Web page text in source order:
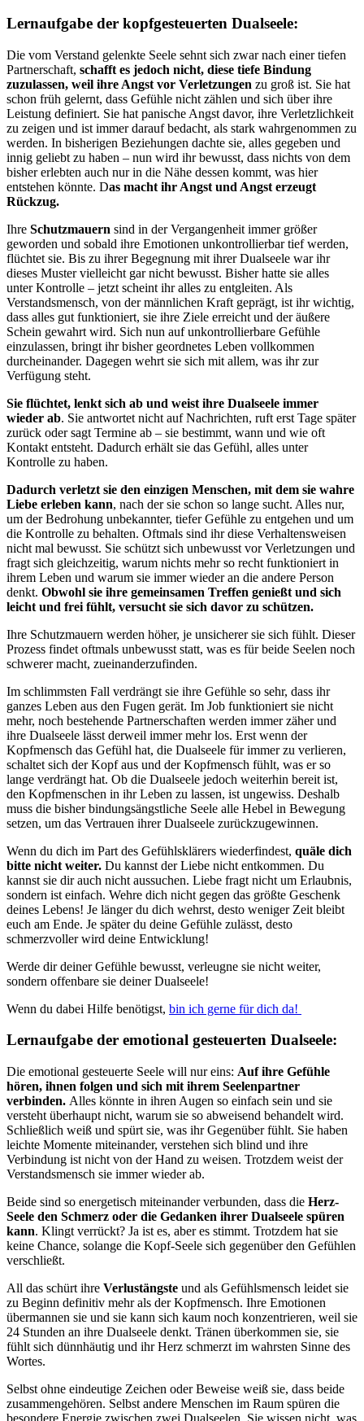
Lernaufgabe der kopfgesteuerten Dualseele:
Die vom Verstand gelenkte Seele sehnt sich zwar nach einer tiefen
Partnerschaft, schafft es jedoch nicht, diese tiefe Bindung
zuzulassen, weil ihre Angst vor Verletzungen zu groß ist. Sie hat
schon früh gelernt, dass Gefühle nicht zählen und sich über ihre
Leistung definiert. Sie hat panische Angst davor, ihre Verletzlichkeit
zu zeigen und ist immer darauf bedacht, als stark wahrgenommen zu
werden. In bisherigen Beziehungen dachte sie, alles gegeben und
innig geliebt zu haben – nun wird ihr bewusst, dass nichts von dem
bisher erlebten auch nur in die Nähe dessen kommt, was hier
entstehen könnte. Das macht ihr Angst und Angst erzeugt
Rückzug.
Ihre Schutzmauern sind in der Vergangenheit immer größer
geworden und sobald ihre Emotionen unkontrollierbar tief werden,
flüchtet sie. Bis zu ihrer Begegnung mit ihrer Dualseele war ihr
dieses Muster vielleicht gar nicht bewusst. Bisher hatte sie alles
unter Kontrolle – jetzt scheint ihr alles zu entgleiten. Als
Verstandsmensch, von der männlichen Kraft geprägt, ist ihr wichtig,
dass alles gut funktioniert, sie ihre Ziele erreicht und der äußere
Schein gewahrt wird. Sich nun auf unkontrollierbare Gefühle
einzulassen, bringt ihr bisher geordnetes Leben vollkommen
durcheinander. Dagegen wehrt sie sich mit allem, was ihr zur
Verfügung steht.
Sie flüchtet, lenkt sich ab und weist ihre Dualseele immer
wieder ab. Sie antwortet nicht auf Nachrichten, ruft erst Tage später
zurück oder sagt Termine ab – sie bestimmt, wann und wie oft
Kontakt entsteht. Dadurch erhält sie das Gefühl, alles unter
Kontrolle zu haben.
Dadurch verletzt sie den einzigen Menschen, mit dem sie wahre
Liebe erleben kann, nach der sie schon so lange sucht. Alles nur,
um der Bedrohung unbekannter, tiefer Gefühle zu entgehen und um
die Kontrolle zu behalten. Oftmals sind ihr diese Verhaltensweisen
nicht mal bewusst. Sie schützt sich unbewusst vor Verletzungen und
fragt sich gleichzeitig, warum nichts mehr so recht funktioniert in
ihrem Leben und warum sie immer wieder an die andere Person
denkt. Obwohl sie ihre gemeinsamen Treffen genießt und sich
leicht und frei fühlt, versucht sie sich davor zu schützen.
Ihre Schutzmauern werden höher, je unsicherer sie sich fühlt. Dieser
Prozess findet oftmals unbewusst statt, was es für beide Seelen noch
schwerer macht, zueinanderzufinden.
Im schlimmsten Fall verdrängt sie ihre Gefühle so sehr, dass ihr
ganzes Leben aus den Fugen gerät. Im Job funktioniert sie nicht
mehr, noch bestehende Partnerschaften werden immer zäher und
ihre Dualseele lässt derweil immer mehr los. Erst wenn der
Kopfmensch das Gefühl hat, die Dualseele für immer zu verlieren,
schaltet sich der Kopf aus und der Kopfmensch fühlt, was er so
lange verdrängt hat. Ob die Dualseele jedoch weiterhin bereit ist,
den Kopfmenschen in ihr Leben zu lassen, ist ungewiss. Deshalb
muss die bisher bindungsängstliche Seele alle Hebel in Bewegung
setzen, um das Vertrauen ihrer Dualseele zurückzugewinnen.
Wenn du dich im Part des Gefühlsklärers wiederfindest, quäle dich
bitte nicht weiter. Du kannst der Liebe nicht entkommen. Du
kannst sie dir auch nicht aussuchen. Liebe fragt nicht um Erlaubnis,
sondern ist einfach. Wehre dich nicht gegen das größte Geschenk
deines Lebens! Je länger du dich wehrst, desto weniger Zeit bleibt
euch am Ende. Je später du deine Gefühle zulässt, desto
schmerzvoller wird deine Entwicklung!
Werde dir deiner Gefühle bewusst, verleugne sie nicht weiter,
sondern offenbare sie deiner Dualseele!
Wenn du dabei Hilfe benötigst, bin ich gerne für dich da!
Lernaufgabe der emotional gesteuerten Dualseele:
Die emotional gesteuerte Seele will nur eins: Auf ihre Gefühle
hören, ihnen folgen und sich mit ihrem Seelenpartner
verbinden. Alles könnte in ihren Augen so einfach sein und sie
versteht überhaupt nicht, warum sie so abweisend behandelt wird.
Schließlich weiß und spürt sie, was ihr Gegenüber fühlt. Sie haben
leichte Momente miteinander, verstehen sich blind und ihre
Verbindung ist nicht von der Hand zu weisen. Trotzdem weist der
Verstandsmensch sie immer wieder ab.
Beide sind so energetisch miteinander verbunden, dass die Herz-
Seele den Schmerz oder die Gedanken ihrer Dualseele spüren
kann. Klingt verrückt? Ja ist es, aber es stimmt. Trotzdem hat sie
keine Chance, solange die Kopf-Seele sich gegenüber den Gefühlen
verschließt.
All das schürt ihre Verlustängste und als Gefühlsmensch leidet sie
zu Beginn definitiv mehr als der Kopfmensch. Ihre Emotionen
übermannen sie und sie kann sich kaum noch konzentrieren, weil sie
24 Stunden an ihre Dualseele denkt. Tränen überkommen sie, sie
fühlt sich dünnhäutig und ihr Herz schmerzt im wahrsten Sinne des
Wortes.
Selbst ohne eindeutige Zeichen oder Beweise weiß sie, dass beide
zusammengehören. Selbst andere Menschen im Raum spüren die